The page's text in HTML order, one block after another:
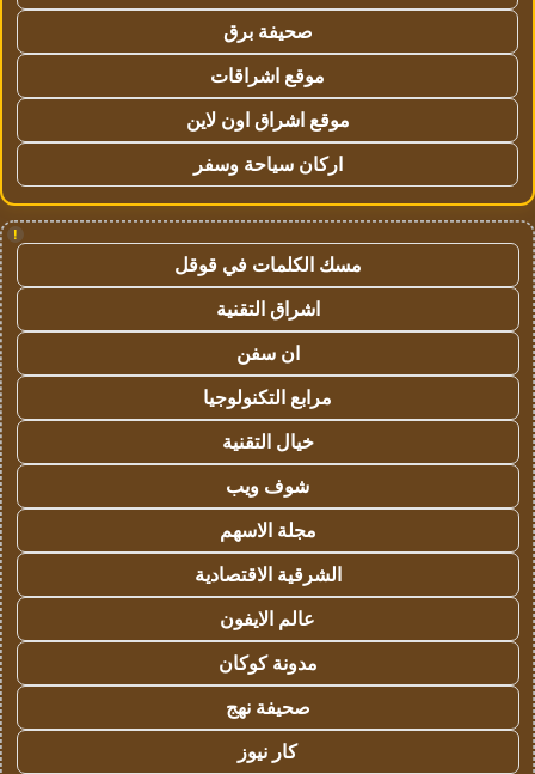
صحيفة برق
موقع اشراقات
موقع اشراق اون لاين
اركان سياحة وسفر
!
مسك الكلمات في قوقل
اشراق التقنية
ان سفن
مرابع التكنولوجيا
خيال التقنية
شوف ويب
مجلة الاسهم
الشرقية الاقتصادية
عالم الايفون
مدونة كوكان
صحيفة نهج
كار نيوز